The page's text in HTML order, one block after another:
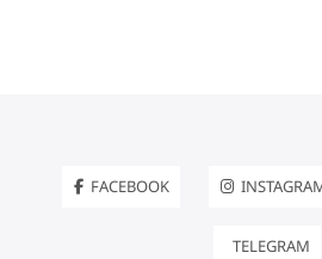
FACEBOOK
TELEGRAM